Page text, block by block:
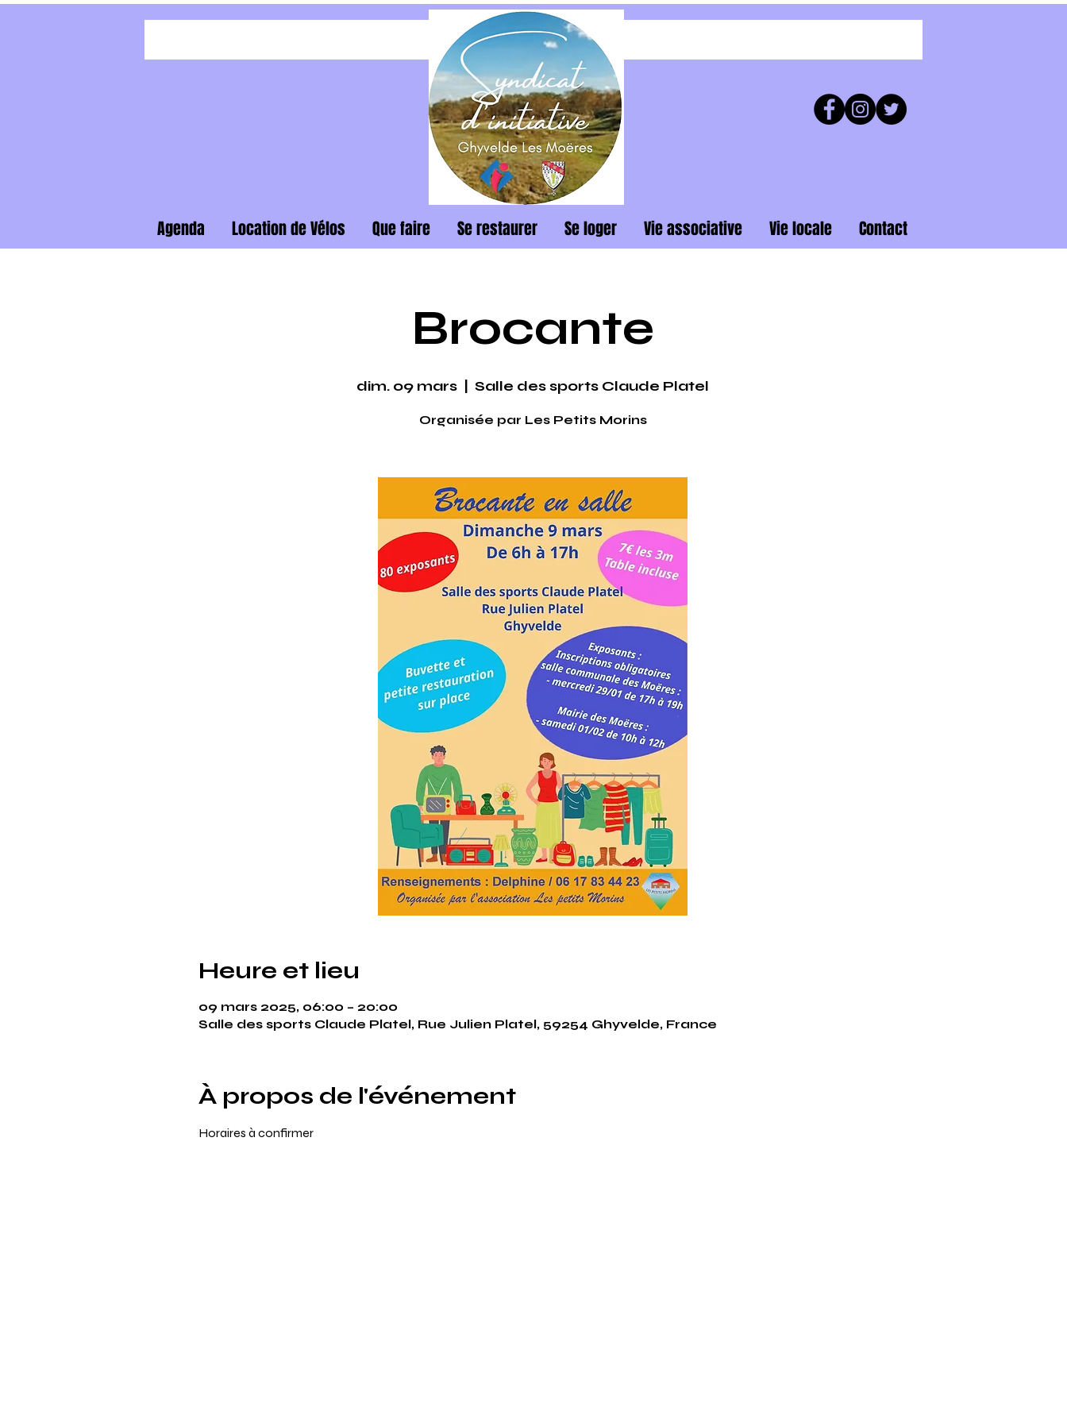
Agenda Location de Vélos Que faire Se restaurer Se loger Vie associative Vie locale Contact
Brocante
dim. 09 mars Salle des sports Claude Platel
Organisée par Les Petits Morins
Heure et lieu
09 mars 2025, 06:00 – 20:00
Salle des sports Claude Platel, Rue Julien Platel, 59254 Ghyvelde, France
À propos de l'événement
Horaires à confirmer